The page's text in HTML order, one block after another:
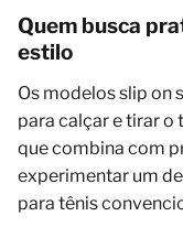
Quem busca
estilo
Os modelos slip on
para calçar e tirar o
que combina com
experimentar um
para tênis